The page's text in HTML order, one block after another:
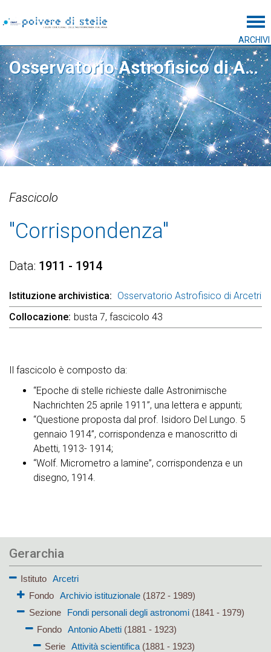
ARCHIVI
Osservatorio Astrofisico di Arcetri
Fascicolo
"Corrispondenza"
Data 1911 - 1914
Istituzione archivistica
Osservatorio Astrofisico di Arcetri
Collocazione busta 7, fascicolo 43
Il fascicolo è composto da:
“Epoche di stelle richieste dalle Astronimische
Nachrichten 25 aprile 1911”, una lettera e appunti;
“Questione proposta dal prof. Isidoro Del Lungo. 5
gennaio 1914”, corrispondenza e manoscritto di
Abetti, 1913- 1914;
“Wolf. Micrometro a lamine”, corrispondenza e un
disegno, 1914.
Gerarchia
Istituto
Arcetri
Fondo
Archivio istituzionale(1872 - 1989)
Sezione
Fondi personali degli astronomi(1841 - 1979)
Fondo Antonio Abetti(1881 - 1923)
Serie
Attività scientifica (1881 - 1923)